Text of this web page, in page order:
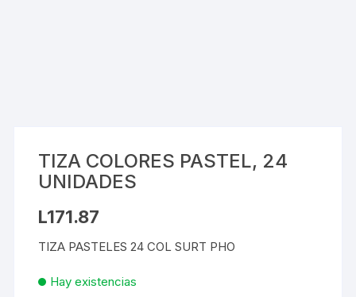
TIZA COLORES PASTEL, 24
UNIDADES
L171.87
TIZA PASTELES 24 COL SURT PHO
Hay existencias